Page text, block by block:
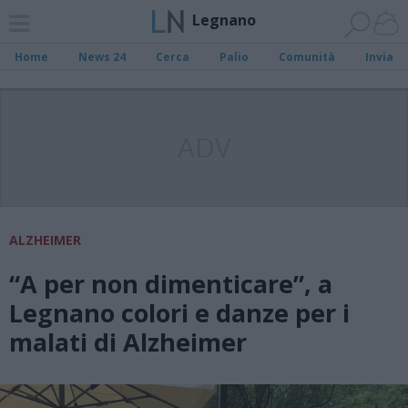
Legnano
Home News 24 Cerca Palio Comunità Invia
ALZHEIMER
“A per non dimenticare”, a
Legnano colori e danze per i
malati di Alzheimer